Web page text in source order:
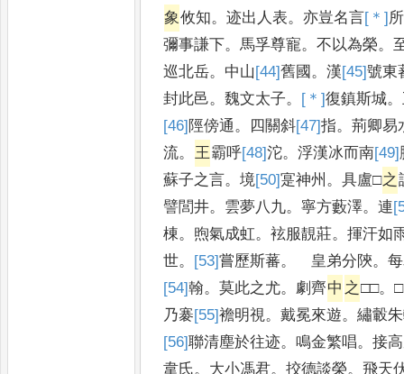
象攸知。迹出人表。亦豈名言[＊]所
彌事謙下。 馬孚尊寵。不以為榮。
巡北岳。 中山[44]舊國 。漢[45]號東
封此邑。魏文太子。 [＊]復鎮斯城。
[46]陘傍通 。 四關斜[47]指。荊卿易
流。 王霸呼[48]沱。浮漢冰而南[49]
蘇子之言。境[50]寔神州 。具盧□之
譬閭井。 雲夢八九。寧方藪澤。連
棟。 煦氣成虹。袨服靚莊。揮汗如
世。 [53]嘗歷斯蕃。 皇弟分陝。
[54]翰。莫此之尤。 劇齊中 之□□。□
乃褰[55]襜明視 。戴冕來遊。繡轂
[56]聯清塵於往迹。鳴金繁唱。接
韋氏。 大小馮君。挍德談榮。飛天